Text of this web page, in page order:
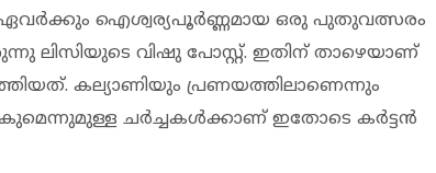
ഐശ്വര്യപൂർണ്ണമായ ഒരു പുതുവത്സരം
ലിസിയുടെ വിഷു പോസ്റ്റ്. ഇതിന് താഴെയാണ്
കല്യാണിയും പ്രണയത്തിലാണെന്നും
ചർച്ചകൾക്കാണ് ഇതോടെ കർട്ടൻ